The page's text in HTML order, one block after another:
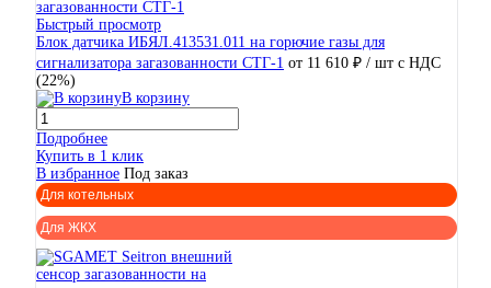
Быстрый просмотр
Блок датчика ИБЯЛ.413531.011 на горючие газы для
сигнализатора загазованности СТГ-1 от 11 610 ₽ / шт с НДС
(22%)
В корзину
Подробнее
Купить в 1 клик
В избранное Под заказ
Для котельных
Для ЖКХ